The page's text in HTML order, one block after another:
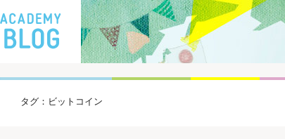
タグ：ビットコイン